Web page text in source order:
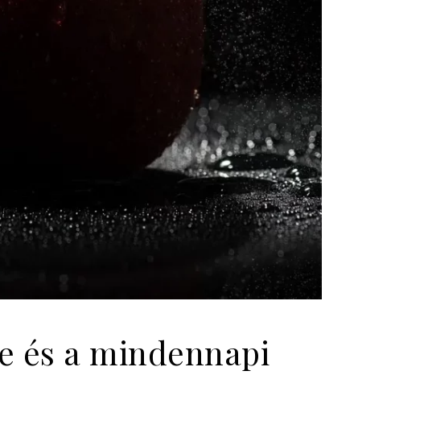
és a mindennapi